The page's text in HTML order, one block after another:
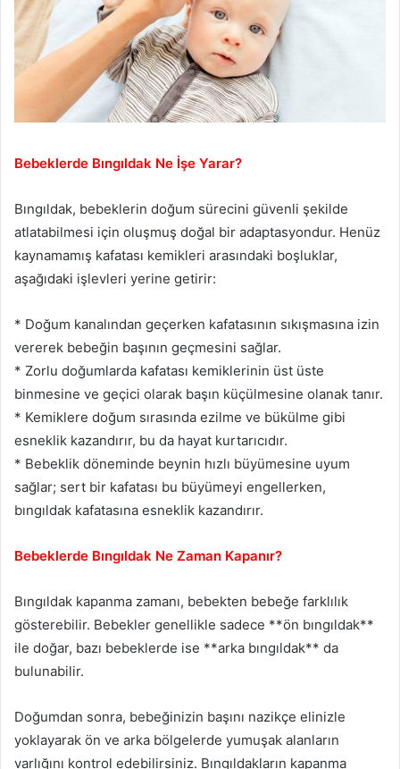
Bebeklerde Bıngıldak Ne İşe Yarar?
Bıngıldak, bebeklerin doğum sürecini güvenli şekilde
atlatabilmesi için oluşmuş doğal bir adaptasyondur. Henüz
kaynamamış kafatası kemikleri arasındaki boşluklar,
aşağıdaki işlevleri yerine getirir:
* Doğum kanalından geçerken kafatasının sıkışmasına izin
vererek bebeğin başının geçmesini sağlar.
* Zorlu doğumlarda kafatası kemiklerinin üst üste
binmesine ve geçici olarak başın küçülmesine olanak tanır.
* Kemiklere doğum sırasında ezilme ve bükülme gibi
esneklik kazandırır, bu da hayat kurtarıcıdır.
* Bebeklik döneminde beynin hızlı büyümesine uyum
sağlar; sert bir kafatası bu büyümeyi engellerken,
bıngıldak kafatasına esneklik kazandırır.
Bebeklerde Bıngıldak Ne Zaman Kapanır?
Bıngıldak kapanma zamanı, bebekten bebeğe farklılık
gösterebilir. Bebekler genellikle sadece **ön bıngıldak**
ile doğar, bazı bebeklerde ise **arka bıngıldak** da
bulunabilir.
Doğumdan sonra, bebeğinizin başını nazikçe elinizle
yoklayarak ön ve arka bölgelerde yumuşak alanların
varlığını kontrol edebilirsiniz. Bıngıldakların kapanma